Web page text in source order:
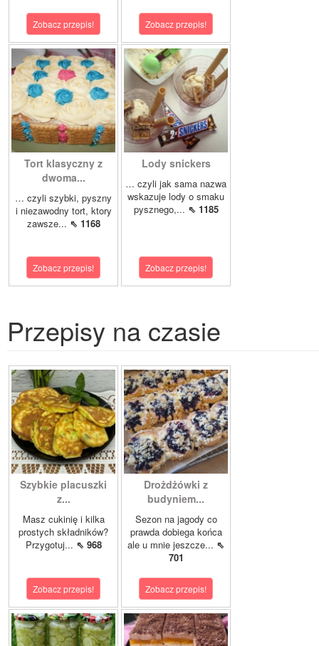
Zobacz przepis! Zobacz przepis!
Tort klasyczny z
dwoma...
… czyli szybki, pyszny
i niezawodny tort, ktory
zawsze... ⇖ 1168
Zobacz przepis!
Lody snickers
… czyli jak sama nazwa
wskazuje lody o smaku
pysznego,... ⇖ 1185
Zobacz przepis!
Przepisy na czasie
Szybkie placuszki
z...
Masz cukinię i kilka
prostych składników?
Przygotuj... ⇖ 968
Zobacz przepis!
Drożdżówki z
budyniem...
Sezon na jagody co
prawda dobiega końca
ale u mnie jeszcze... ⇖
701
Zobacz przepis!